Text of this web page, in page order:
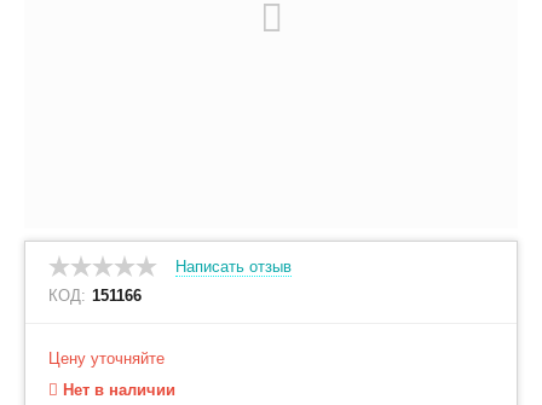
Написать отзыв
КОД: 151166
Цену уточняйте
Нет в наличии